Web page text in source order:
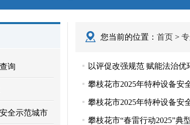
询
全示范城市
您当前的位置： 首页 >
以评促改强规范 赋能法治
攀枝花市2025年特种设备安
攀枝花市2025年特种设备安
攀枝花市“春雷行动2025”典